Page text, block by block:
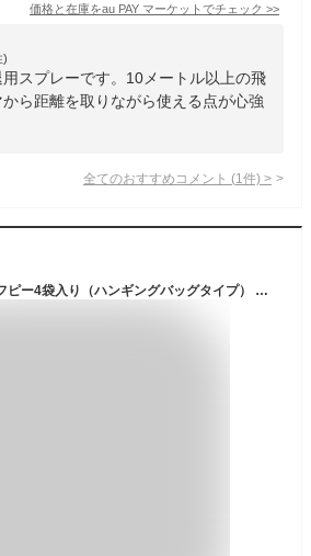
価格と在庫をau PAY マーケット でチェック >>
)
用スプレーです。10メートル以上の飛
ら距離を取りながら使える点が心強
全てのおすすめコメント (1 件) >
害獣対策 動物除け ウルフピー4袋入り（ハンギングバッグタイプ） アウトドア 登山 畑